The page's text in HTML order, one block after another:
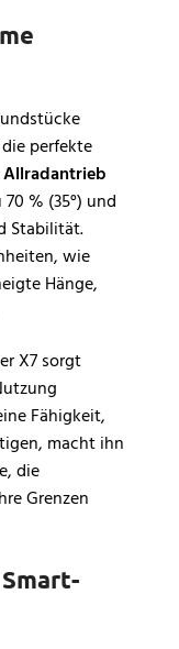
perfekte
Allradantrieb
% (35°) und
Stabilität.
wie
Hänge,
X7 sorgt
Fähigkeit,
macht ihn
die
Grenzen